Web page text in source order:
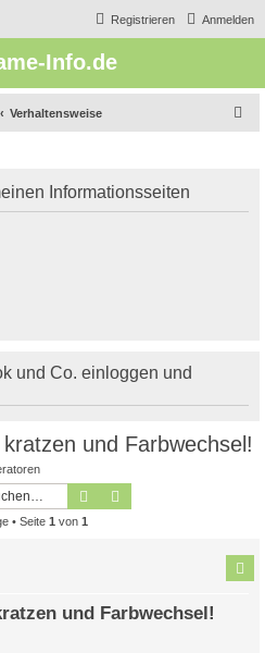
Anmelden
Registrieren
Info.de
Verhaltensweise
e
Informationsseiten
und Co. einloggen und
und Farbwechsel!
Suche
• Seite 1 von 1
und Farbwechsel!